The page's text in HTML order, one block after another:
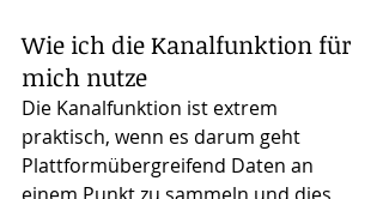
Wie ich die Kanalfunktion für
mich nutze
Die Kanalfunktion ist extrem
praktisch, wenn es darum geht
Plattformübergreifend Daten an
einem Punkt zu sammeln und dies